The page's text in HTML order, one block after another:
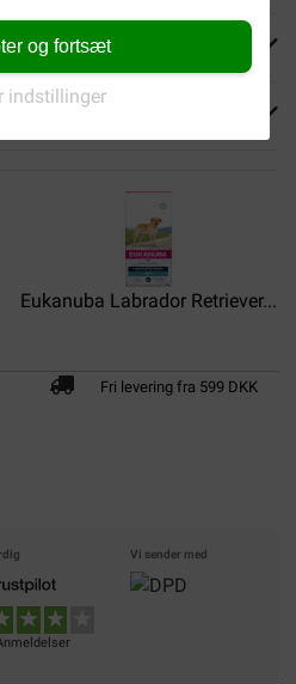
og fortsæt
indstillinger
Eukanuba Labrador Retriever...
Fri levering fra 599 DKK
Vi sender med